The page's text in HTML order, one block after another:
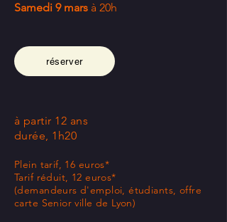
Samedi 9 mars à 20h
réserver
à partir 12 ans
durée, 1h20
Plein tarif, 16 euros*
Tarif réduit, 12 euros*
(demandeurs d'emploi, étudiants, offre
carte Senior ville de Lyon)